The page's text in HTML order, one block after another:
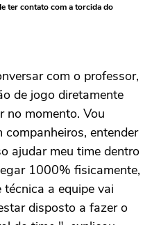
ter contato com a torcida do
com o professor,
de jogo diretamente
no momento. Vou
entender
ajudar meu time dentro
1000% fisicamente,
a equipe vai
disposto a fazer o